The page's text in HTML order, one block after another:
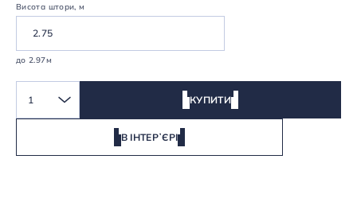
Висота штори, м
до 2.97м
1 КУПИТИ
В ІНТЕРʼЄРІ